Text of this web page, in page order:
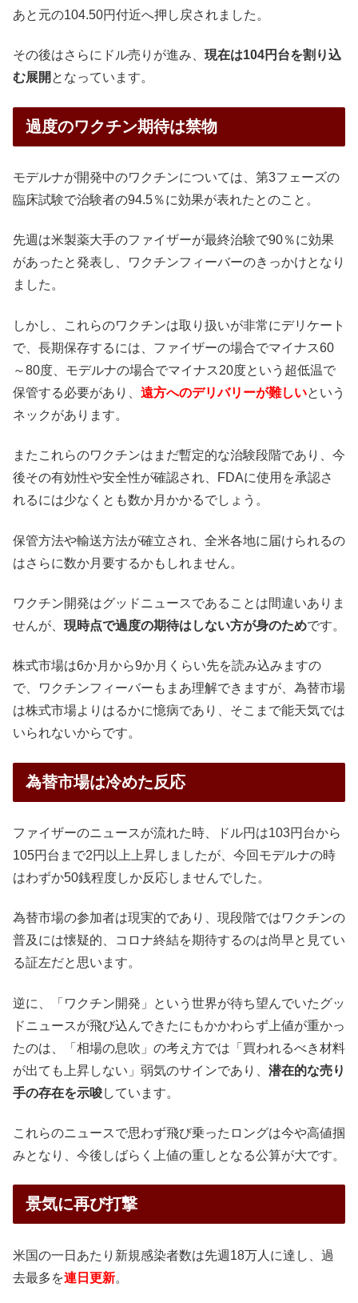
あと元の104.50円付近へ押し戻されました。
その後はさらにドル売りが進み、 現在は104円台を割り込
む展開 となっています。
過度のワクチン期待は禁物
モデルナが開発中のワクチンについては、第3フェーズの
臨床試験で治験者の94.5％に効果が表れたとのこと。
先週は米製薬大手のファイザーが最終治験で90％に効果
があったと発表し、ワクチンフィーバーのきっかけとなり
ました。
しかし、これらのワクチンは取り扱いが非常にデリケート
で、長期保存するには、ファイザーの場合でマイナス60
～80度、モデルナの場合でマイナス20度という超低温で
保管する必要があり、 遠方へのデリバリーが難しいという
ネックがあります。
またこれらのワクチンはまだ暫定的な治験段階であり、今
後その有効性や安全性が確認され、FDAに使用を承認さ
れるには少なくとも数か月かかるでしょう。
保管方法や輸送方法が確立され、全米各地に届けられるの
はさらに数か月要するかもしれません。
ワクチン開発はグッドニュースであることは間違いありま
せんが、 現時点で過度の期待はしない方が身のためです。
株式市場は6か月から9か月くらい先を読み込みますの
で、ワクチンフィーバーもまあ理解できますが、為替市場
は株式市場よりはるかに憶病であり、そこまで能天気では
いられないからです。
為替市場は冷めた反応
ファイザーのニュースが流れた時、ドル円は103円台から
105円台まで2円以上上昇しましたが、今回モデルナの時
はわずか50銭程度しか反応しませんでした。
為替市場の参加者は現実的であり、現段階ではワクチンの
普及には懐疑的、コロナ終結を期待するのは尚早と見てい
る証左だと思います。
逆に、「ワクチン開発」という世界が待ち望んでいたグッ
ドニュースが飛び込んできたにもかかわらず上値が重かっ
たのは、「相場の息吹」の考え方では「買われるべき材料
が出ても上昇しない」弱気のサインであり、 潜在的な売り
手の存在を示唆しています。
これらのニュースで思わず飛び乗ったロングは今や高値掴
みとなり、今後しばらく上値の重しとなる公算が大です。
景気に再び打撃
米国の一日あたり新規感染者数は先週18万人に達し、過
去最多を連日更新。